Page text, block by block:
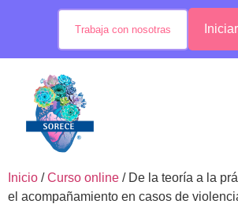
Trabaja con nosotras
Inicio /Curso online / De la teoría a la
el acompañamiento en casos de